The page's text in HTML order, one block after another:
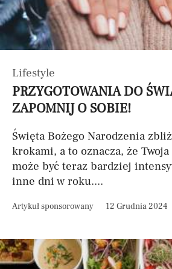
Lifestyle
PRZYGOTOWANIA DO
ZAPOMNIJ O SOBIE!
Święta Bożego Narodzenia
krokami, a to oznacza, że
może być teraz bardziej
inne dni w roku....
Artykuł sponsorowany 12 Grudnia 2024